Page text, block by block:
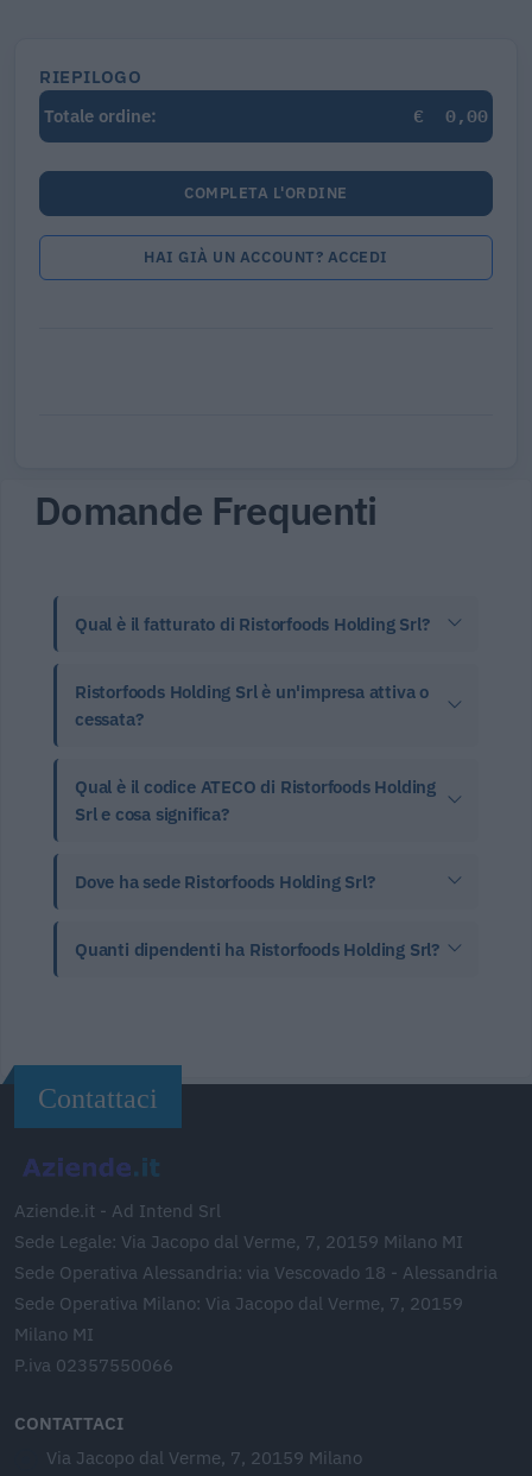
RIEPILOGO
Totale ordine:
€ 0,00
COMPLETA L'ORDINE
HAI GIÀ UN ACCOUNT? ACCEDI
Domande Frequenti
Qual è il fatturato di Ristorfoods Holding Srl?
Ristorfoods Holding Srl è un'impresa attiva o
cessata?
Qual è il codice ATECO di Ristorfoods Holding
Srl e cosa significa?
Dove ha sede Ristorfoods Holding Srl?
Quanti dipendenti ha Ristorfoods Holding Srl?
Contattaci
Aziende.it - Ad Intend Srl
Sede Legale: Via Jacopo dal Verme, 7, 20159 Milano MI
Sede Operativa Alessandria: via Vescovado 18 - Alessandria
Sede Operativa Milano: Via Jacopo dal Verme, 7, 20159
Milano MI
P.iva 02357550066
CONTATTACI
Via Jacopo dal Verme, 7, 20159 Milano